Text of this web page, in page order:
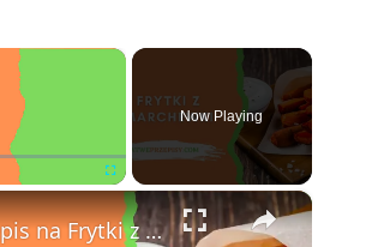
×
Fullscreen
Now Playing
×
Przepis na Frytki z Marchewki - LatwePrzepisy.com